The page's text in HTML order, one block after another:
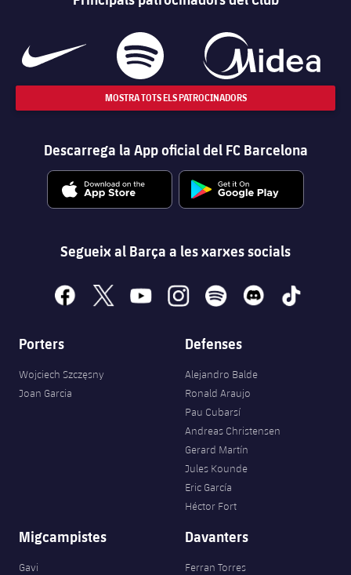
MOSTRA TOTS ELS PATROCINADORS
Descarrega la App oficial del FC Barcelona
Segueix al Barça a les xarxes socials
facebook
x youtubeinstagramspotify discord tiktok
Porters
Wojciech Szczęsny
Joan Garcia
Defenses
Alejandro Balde
Ronald Araujo
Pau Cubarsí
Andreas Christensen
Gerard Martín
Jules Kounde
Eric García
Héctor Fort
Migcampistes
Gavi
Davanters
Ferran Torres